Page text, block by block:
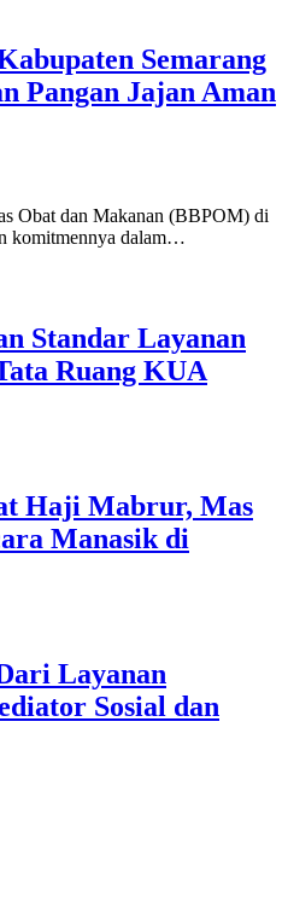
Semarang
Pangan Jajan Aman
Obat dan Makanan (BBPOM) di
komitmennya dalam…
Standar Layanan
Ruang KUA
Haji Mabrur, Mas
Manasik di
Layanan
Sosial dan